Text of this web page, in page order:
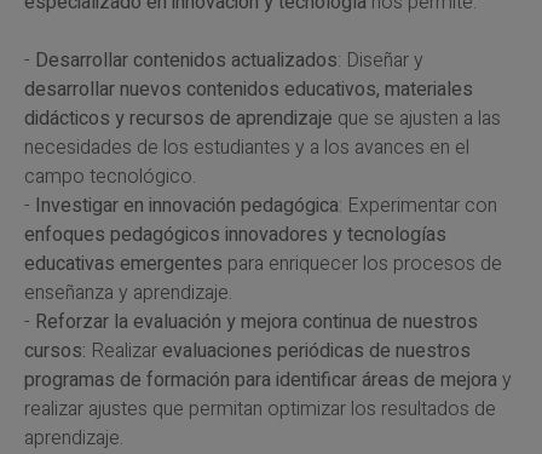
- Desarrollar contenidos actualizados: Diseñar y
desarrollar nuevos contenidos educativos, materiales
didácticos y recursos de aprendizaje que se ajusten a las
necesidades de los estudiantes y a los avances en el
campo tecnológico.
- Investigar en innovación pedagógica: Experimentar con
enfoques pedagógicos innovadores y tecnologías
educativas emergentes para enriquecer los procesos de
enseñanza y aprendizaje.
- Reforzar la evaluación y mejora continua de nuestros
cursos: Realizarevaluaciones periódicas de nuestros
programas de formación para identificar áreas de mejora y
realizar ajustes que permitan optimizar los resultados de
aprendizaje.